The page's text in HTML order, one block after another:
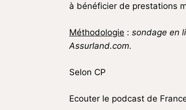
à bénéficier de prestations
Méthodologie : sondage en
Assurland.com.
Selon CP
Ecouter le podcast de